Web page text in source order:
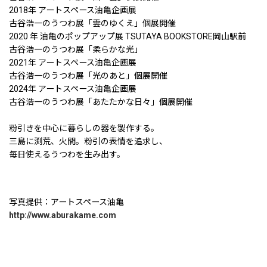
2018年 アートスペース油亀企画展
古谷浩一のうつわ展「雲のゆくえ」個展開催
2020 年 油亀のポップアップ展 TSUTAYA BOOKSTORE岡山駅前
古谷浩一のうつわ展「柔らかな光」
2021年 アートスペース油亀企画展
古谷浩一のうつわ展「光のあと」個展開催
2024年 アートスペース油亀企画展
古谷浩一のうつわ展「あたたかな日々」個展開催
粉引きを中心に暮らしの器を製作する。
三島に渕荒、火間。粉引の表情を追求し、
毎日使えるうつわを生み出す。
写真提供：アートスペース油亀
http://www.aburakame.com